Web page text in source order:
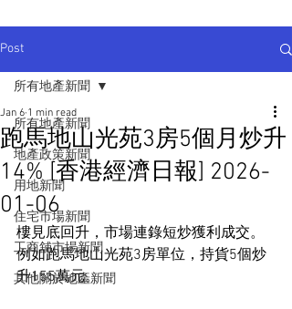
Post
所有地產新聞
地產政策新聞
用地新聞
住宅市場新聞
工商舖市場新聞
其他關於地產新聞
所有地產新聞
跑馬地山光苑3房5個月炒升
14% [香港經濟日報] 2026-
01-06
Jan 6 1 min read
樓見底回升，市場連錄短炒獲利成交。
例如跑馬地山光苑3房單位，持貨5個炒
升155萬元。